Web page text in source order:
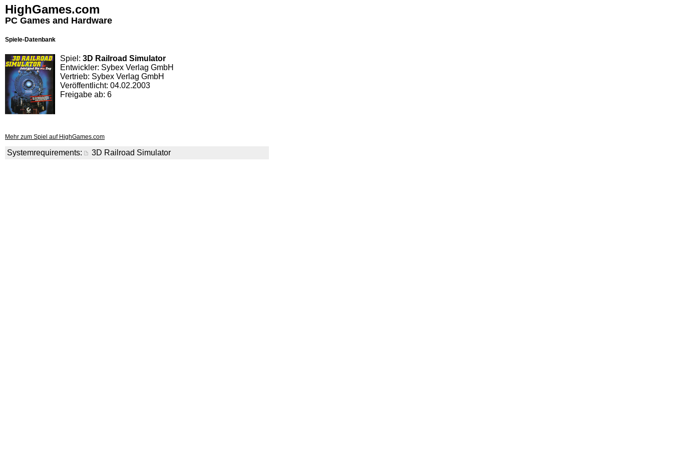
HighGames.com
PC Games and Hardware
Spiele-Datenbank
Spiel: 3D Railroad Simulator
Entwickler: Sybex Verlag GmbH
Vertrieb: Sybex Verlag GmbH
Veröffentlicht: 04.02.2003
Freigabe ab: 6
Mehr zum Spiel auf HighGames.com
Systemrequirements: 3D Railroad Simulator